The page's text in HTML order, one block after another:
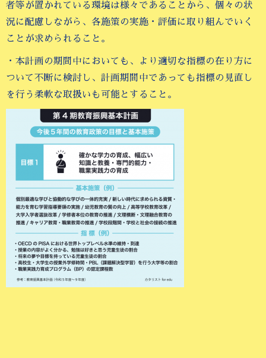
者等が置かれている環境は様々であることから、個々の状
況に配慮しながら、各施策の実施・評価に取り組んでいく
ことが求められること。
・本計画の期間中においても、より適切な指標の在り方に
ついて不断に検討し、計画期間中であっても指標の見直し
を行う柔軟な取扱いも可能とすること。